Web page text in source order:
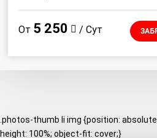
От 5 250 / Сут
.photos-thumb li img {position:
height: 100%; object-fit: cover;}